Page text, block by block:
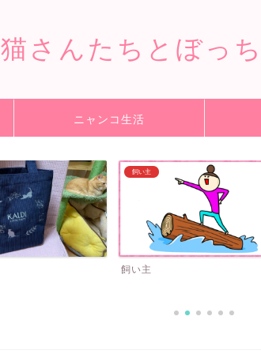
猫さんたちとぼっ
ニャンコ生活
レシピ
レシピ